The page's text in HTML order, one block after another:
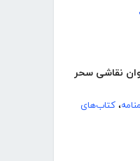
نقاشی سحر
، کتاب‌های